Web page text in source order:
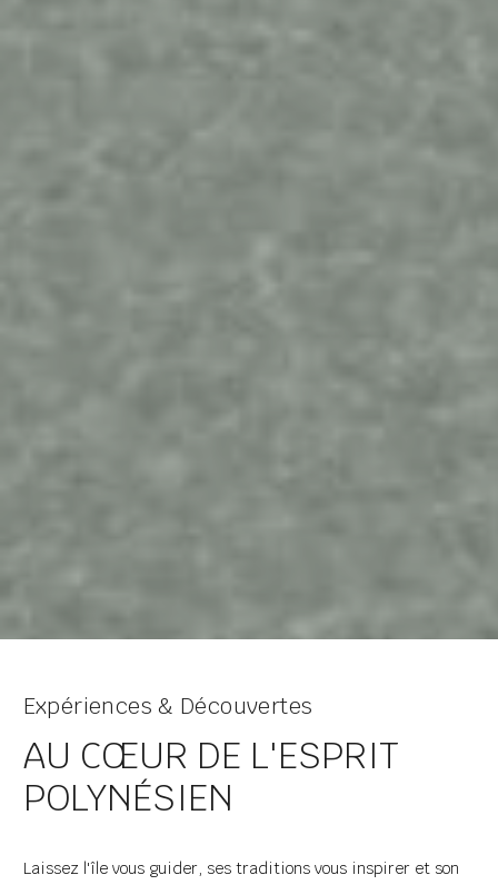
Expériences & Découvertes
AU CŒUR DE L'ESPRIT
POLYNÉSIEN
Laissez l'île vous guider, ses traditions vous inspirer et son